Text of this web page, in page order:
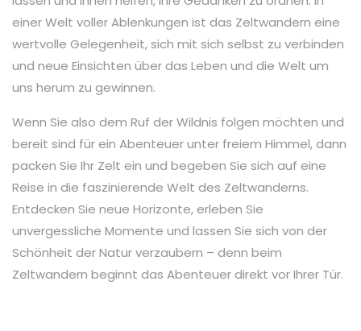
einer Welt voller Ablenkungen ist das Zeltwandern eine
wertvolle Gelegenheit, sich mit sich selbst zu verbinden
und neue Einsichten über das Leben und die Welt um
uns herum zu gewinnen.
Wenn Sie also dem Ruf der Wildnis folgen möchten und
bereit sind für ein Abenteuer unter freiem Himmel, dann
packen Sie Ihr Zelt ein und begeben Sie sich auf eine
Reise in die faszinierende Welt des Zeltwanderns.
Entdecken Sie neue Horizonte, erleben Sie
unvergessliche Momente und lassen Sie sich von der
Schönheit der Natur verzaubern – denn beim
Zeltwandern beginnt das Abenteuer direkt vor Ihrer Tür.